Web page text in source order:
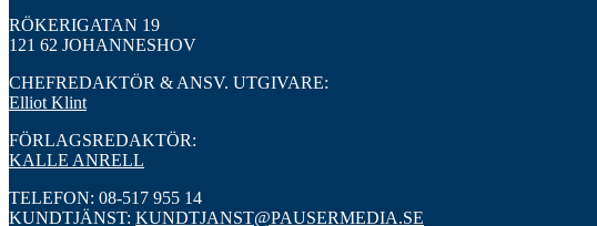
RÖKERIGATAN 19
121 62 JOHANNESHOV
CHEFREDAKTÖR & ANSV. UTGIVARE:
Elliot Klint
FÖRLAGSREDAKTÖR:
KALLE ANRELL
TELEFON: 08-517 955 14
KUNDTJÄNST: KUNDTJANST@PAUSERMEDIA.SE